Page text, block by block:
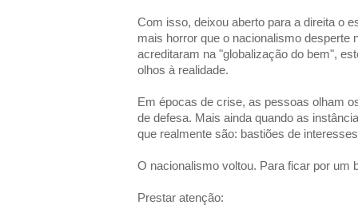
Com isso, deixou aberto para a direita o
mais horror que o nacionalismo desperte
acreditaram na "globalização do bem",
olhos à realidade.
Em épocas de crise, as pessoas olham
de defesa. Mais ainda quando as
que realmente são: bastiões de
O nacionalismo voltou. Para ficar por um
Prestar atenção: